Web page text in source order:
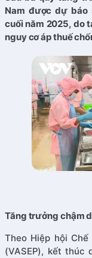
Nam được dự báo
cuối năm 2025, do
nguy cơ áp thuế
Tăng trưởng chậm
Theo Hiệp hội
(VASEP), kết thúc